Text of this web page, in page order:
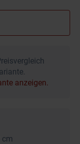
anzeigen.
cm